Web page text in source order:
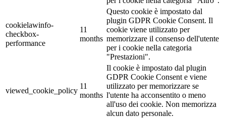
cookielawinfo-
checkbox-
performance
11
months
Questo cookie è impostato dal
plugin GDPR Cookie Consent. Il
cookie viene utilizzato per
memorizzare il consenso dell'utente
per i cookie nella categoria
"Prestazioni".
viewed_cookie_policy
11
months
Il cookie è impostato dal plugin
GDPR Cookie Consent e viene
utilizzato per memorizzare se
l'utente ha acconsentito o meno
all'uso dei cookie. Non memorizza
alcun dato personale.